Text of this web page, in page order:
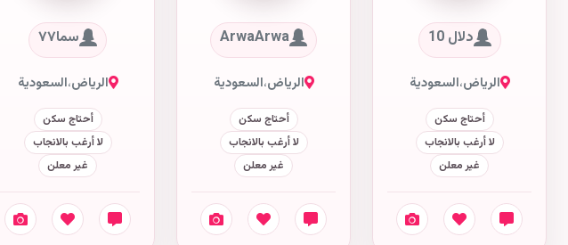
دلال 10
الرياض،السعودية
أحتاج سكن
لا أرغب بالانجاب
غير معلن
ArwaArwa
الرياض،السعودية
أحتاج سكن
لا أرغب بالانجاب
غير معلن
سما٧٧
الرياض،السعودية
أحتاج سكن
لا أرغب بالانجاب
غير معلن